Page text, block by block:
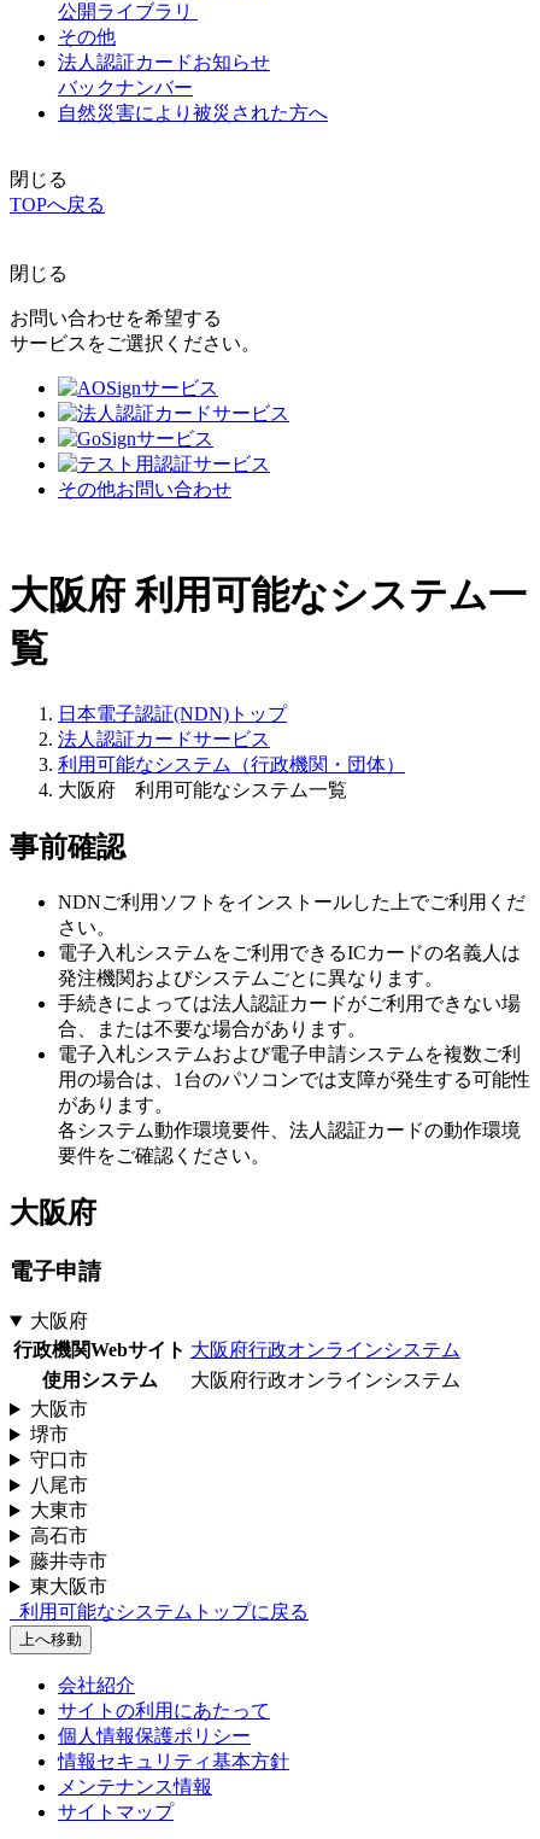
公開ライブラリ
その他
法人認証カードお知らせ
バックナンバー
自然災害により被災された方へ
閉じる
TOPへ戻る
閉じる
お問い合わせを希望する
サービスをご選択ください。
その他お問い合わせ
大阪府 利用可能なシステム一
覧
日本電子認証(NDN)トップ
法人認証カードサービス
利用可能なシステム（行政機関・団体）
大阪府 利用可能なシステム一覧
事前確認
NDNご利用ソフトをインストールした上でご利用くだ
さい。
電子入札システムをご利用できるICカードの名義人は
発注機関およびシステムごとに異なります。
手続きによっては法人認証カードがご利用できない場
合、または不要な場合があります。
電子入札システムおよび電子申請システムを複数ご利
用の場合は、1台のパソコンでは支障が発生する可能性
があります。
各システム動作環境要件、法人認証カードの動作環境
要件をご確認ください。
大阪府
電子申請
大阪府
行政機関Webサイト 大阪府行政オンラインシステム
使用システム
大阪府行政オンラインシステム
大阪市
堺市
守口市
八尾市
大東市
高石市
藤井寺市
東大阪市
利用可能なシステムトップに戻る
上へ移動
会社紹介
サイトの利用にあたって
個人情報保護ポリシー
情報セキュリティ基本方針
メンテナンス情報
サイトマップ